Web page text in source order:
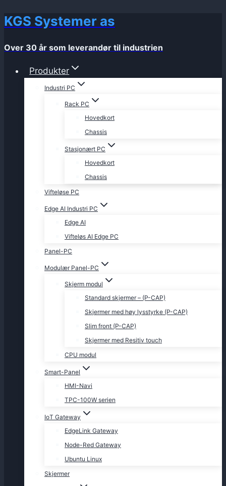
Skip
content
KGS Systemer as
Over 30 år som leverandør til industrien
Produkter
Industri PC
Rack PC
Hovedkort
Chassis
Stasjonært PC
Hovedkort
Chassis
Vifteløse PC
Edge AI Industri PC
Edge AI
Vifteløs AI Edge PC
Panel-PC
Modulær Panel-PC
Skjerm modul
Standard skjermer – (P-CAP)
Skjermer med høy lysstyrke (P-CAP)
Slim front (P-CAP)
Skjermer med Resitiv touch
CPU modul
Smart-Panel
HMI-Navi
TPC-100W serien
IoT Gateway
EdgeLink Gateway
Node-Red Gateway
Ubuntu Linux
Skjermer